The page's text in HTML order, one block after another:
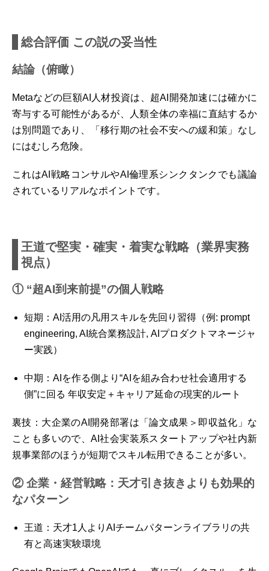
総合評価 この説の妥当性
結論（俯瞰）
Metaなどの巨額AI人材投資は、超AI開発加速には確かに
寄与する可能性があるが、人類全体の幸福に直結するか
は別問題であり、「移行期の社会不安への緩和策」なし
にはむしろ危険。
これはAI戦略コンサルやAI倫理系シンクタンクでも議論
されているリアルなポイントです。
王道で堅実・確実・着実な戦略（業界実務
視点）
① “超AI到来前提”の個人戦略
短期：AI活用の凡用スキルを先回り習得（例: prompt
engineering, AI統合業務設計, AIプロダクトマネージャ
ー実践）
中期：AIを作る側より“AIを組み合わせ社会適用する
側”に回る 年収安定＋キャリア延命の現実的ルート
裏技：大企業のAI開発部署は「論文成果＞即収益化」な
ことも多いので、AI社会実装系スタートアップや社内新
規事業部のほうが短期でスキル転用できることが多い。
② 企業・経営戦略：天才引き抜きよりも効果的
なパターン
王道：天才1人よりAIチームパターンライブラリの共
有と高速実験環境